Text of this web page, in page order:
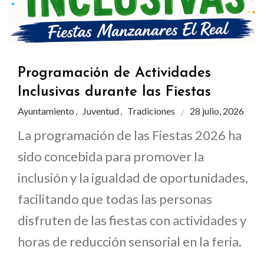
Programación de Actividades
Inclusivas durante las Fiestas
Ayuntamiento , Juventud, Tradiciones 28 julio, 2026
La programación de las Fiestas 2026 ha
sido concebida para promover la
inclusión y la igualdad de oportunidades,
facilitando que todas las personas
disfruten de las fiestas con actividades y
horas de reducción sensorial en la feria.